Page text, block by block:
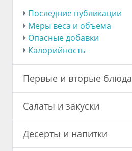
Последние публикации
Меры веса и объема
Опасные добавки
Калорийность
Первые и вторые блюда
Салаты и закуски
Десерты и напитки